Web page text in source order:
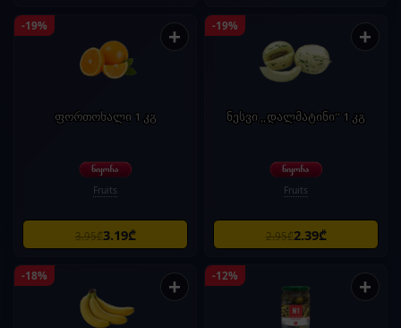
-19% +
ფორთოხალი 1 კგ
Fruits
3.95₾3.19₾
-19% +
ნესვი „დალმატინი“ 1 კგ
Fruits
2.95₾2.39₾
-18% + -12% +